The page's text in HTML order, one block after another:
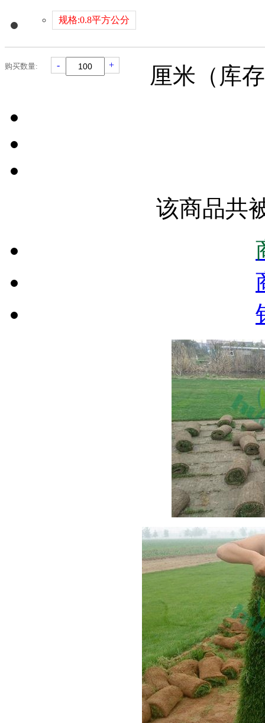
规格:0.8平方公分
购买数量: - + 厘米（库
该商品共